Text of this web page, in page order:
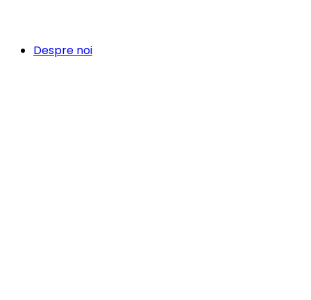
Despre noi